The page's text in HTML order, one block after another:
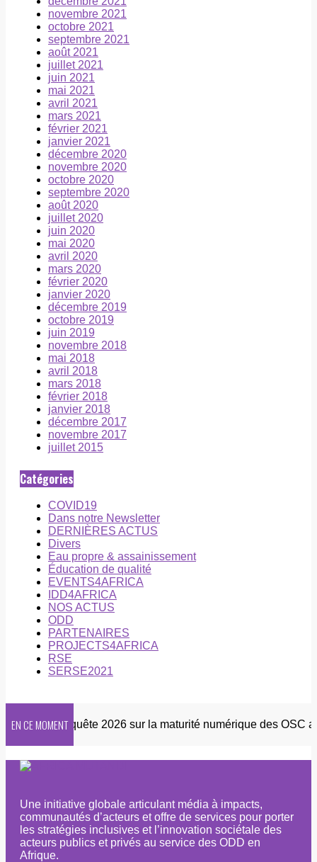
novembre 2021
octobre 2021
septembre 2021
août 2021
juillet 2021
juin 2021
mai 2021
avril 2021
mars 2021
février 2021
janvier 2021
décembre 2020
novembre 2020
octobre 2020
septembre 2020
août 2020
juillet 2020
juin 2020
mai 2020
avril 2020
mars 2020
février 2020
janvier 2020
décembre 2019
octobre 2019
juin 2019
novembre 2018
mai 2018
avril 2018
mars 2018
février 2018
janvier 2018
décembre 2017
novembre 2017
juillet 2015
Catégories
COVID19
Dans notre Newsletter
DERNIÈRES ACTUS
Divers
Eau propre & assainissement
Éducation de qualité
EVENTS4AFRICA
IDD4AFRICA
NOS ACTUS
ODD
PARTENAIRES
PROJECTS4AFRICA
RSE
SERSE2021
EN CE MOMENTEnquête 2026 sur la maturité numérique des OSC
Une initiative globale articulant média à impacts,
communautés d’acteurs et offre de services pour porter
les stratégies inclusives et l’innovation sociétale des
acteurs publics et privés au service des ODD en
Afrique.